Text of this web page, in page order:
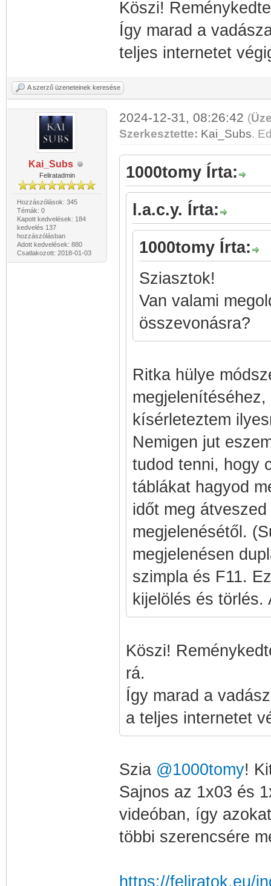
Köszi!
Így marad a
teljes internetet
A szerző üzeneteinek keresése
Kai_Subs
Feliratadmin
Hozzászólások: 345
Témák: 0
Kapott kedvelések: 184
kedvelés 137
hozzászólásban
Adott kedvelések: 880
Csatlakozott: 2018-01-03
2024-12-31, 08:26:42 (
Szerkesztette: Kai_Subs.
1000tomy Írta:
l.a.c.y. Írta:
1000tomy Írta:
Sziasztok!
Van valami
összevonásra?
Ritka hülye
kísérleteztem
Nemigen jut
tudod tenni, hogy
táblákat hagyod
időt meg
megjelenésétől.
megjelenésen
szimpla és F11.
kijelölés és
Köszi!
rá.
Így marad a
a teljes internetet
Szia @1000tomy!
Sajnos az 1x03 és
videóban, így
többi szerencsére
https://feliratok.eu/